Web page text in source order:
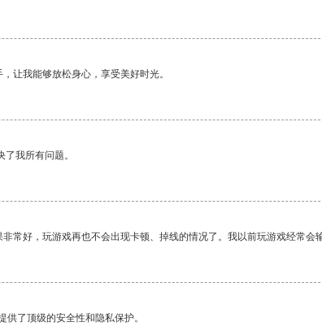
让我能够放松身心，享受美好时光。
我所有问题。
常好，玩游戏再也不会出现卡顿、掉线的情况了。我以前玩游戏经常会
供了顶级的安全性和隐私保护。